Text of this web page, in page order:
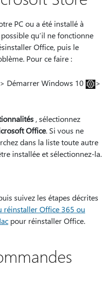
PC ou a été installé à
qu’il ne fonctionne
Office, puis le
Pour ce faire :
> Démarrer Windows 10
>
, sélectionnez
Office. Si vous ne
dans la liste toute autre
installée et sélectionnez-la.
suivez les étapes décrites
réinstaller Office 365 ou
pour réinstaller Office.